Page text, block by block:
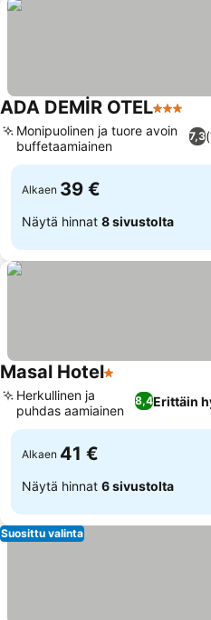
ADA DEMİR OTEL3
7,3
Monipuolinen ja tuore avoin
buffetaamiainen
Alkaen 39 €
Näytä hinnat 8 sivustolta
Masal Hotel1 Tähtiluokitus
8,4Erittäin
Herkullinen ja
puhdas aamiainen
Alkaen 41 €
Näytä hinnat 6 sivustolta
Suosittu valinta